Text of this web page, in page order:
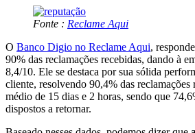
Fonte : Reclame Aqui
O Banco Digio no Reclame Aqui,
90% das reclamações recebidas, dando à
8,4/10. Ele se destaca por sua sólida
cliente, resolvendo 90,4% das reclamações
médio de 15 dias e 2 horas, sendo que
dispostos a retornar.